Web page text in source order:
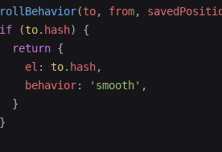
(to, from,
(to. hash) {
return
{
el
: to. hash,
behavior
: 'smooth' ,
}